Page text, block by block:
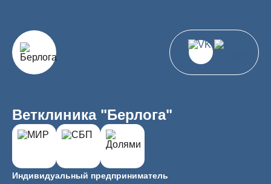
Ветклиника "Берлога"
Индивидуальный предприниматель